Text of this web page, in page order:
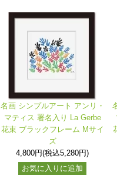
名画 シンプルアート アンリ・
マティス 署名入り La Gerbe
花束 ブラックフレーム Mサイ
ズ
4,800円(税込5,280円)
お気に入りに追加